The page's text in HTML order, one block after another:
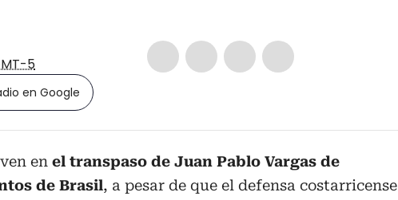
5
en Google
en el transpaso de Juan Pablo Vargas de
de Brasil, a pesar de que el defensa costarricense